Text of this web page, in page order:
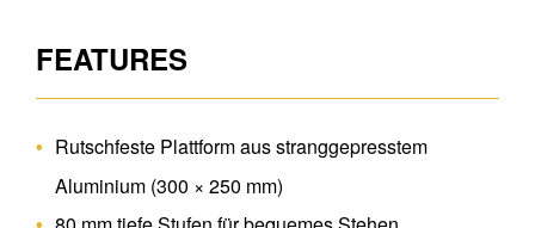
FEATURES
Rutschfeste Plattform aus stranggepresstem
Aluminium (300 × 250 mm)